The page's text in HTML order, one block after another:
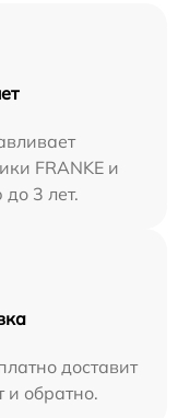
FRANKE и
3 лет.
доставит
и обратно.